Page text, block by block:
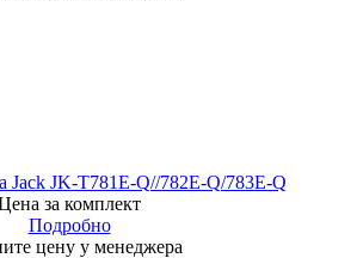
Jack JK-T781E-Q//782E-Q/783E-Q
за комплект
Подробно
цену у менеджера